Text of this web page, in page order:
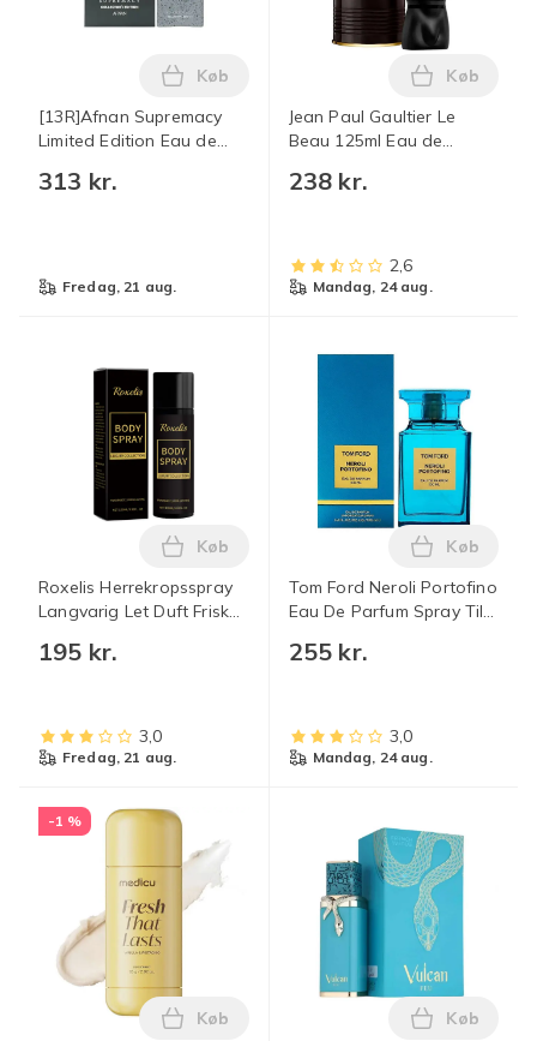
[13R]Afnan Supremacy
Limited Edition Eau de
313 kr.
Læg [13R]Afnan Supremacy Limited
Køb
fredag, 21 aug.
Jean Paul Gaultier Le
Beau 125ml Eau de
stk. Sort A mærke
238 kr.
Læg Jean
Køb
2,6
mandag, 24 aug.
Roxelis Herrekropsspray
Langvarig Let Duft Frisk
Niche Mild Bærbar
195 kr.
Læg Roxelis Herrekropsspray
Køb
3,0
fredag, 21 aug.
Tom Ford Neroli Portofino
Eau De Parfum Spray Til
255 kr.
Læg Tom
Køb
3,0
mandag, 24 aug.
-1 %
Læg Deodorantstift med duft af vanilje
Køb
Læg
Køb